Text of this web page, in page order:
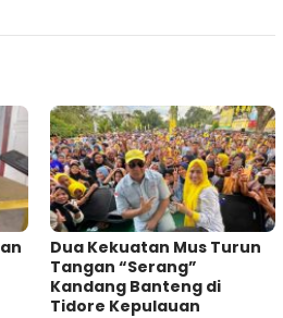
Dua Kekuatan Mus Turun
Tangan “Serang”
Kandang Banteng di
Tidore Kepulauan